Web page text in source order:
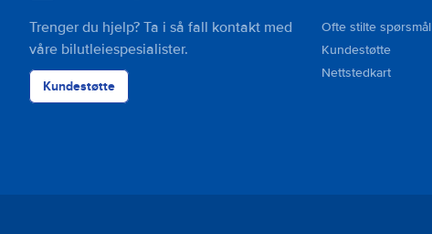
Trenger du hjelp? Ta i så fall kontakt med
våre bilutleiespesialister.
Kundestøtte
Ofte stilte spørsmål
Kundestøtte
Nettstedkart